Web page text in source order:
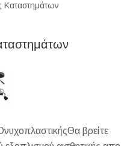
Καταστημάτων
βρείτε